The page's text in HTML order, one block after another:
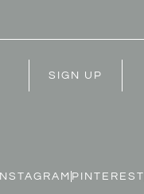
SIGN UP
INSTAGRAM PINTEREST